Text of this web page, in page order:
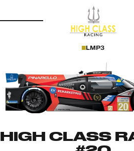
LMP3
HIGH CLASS